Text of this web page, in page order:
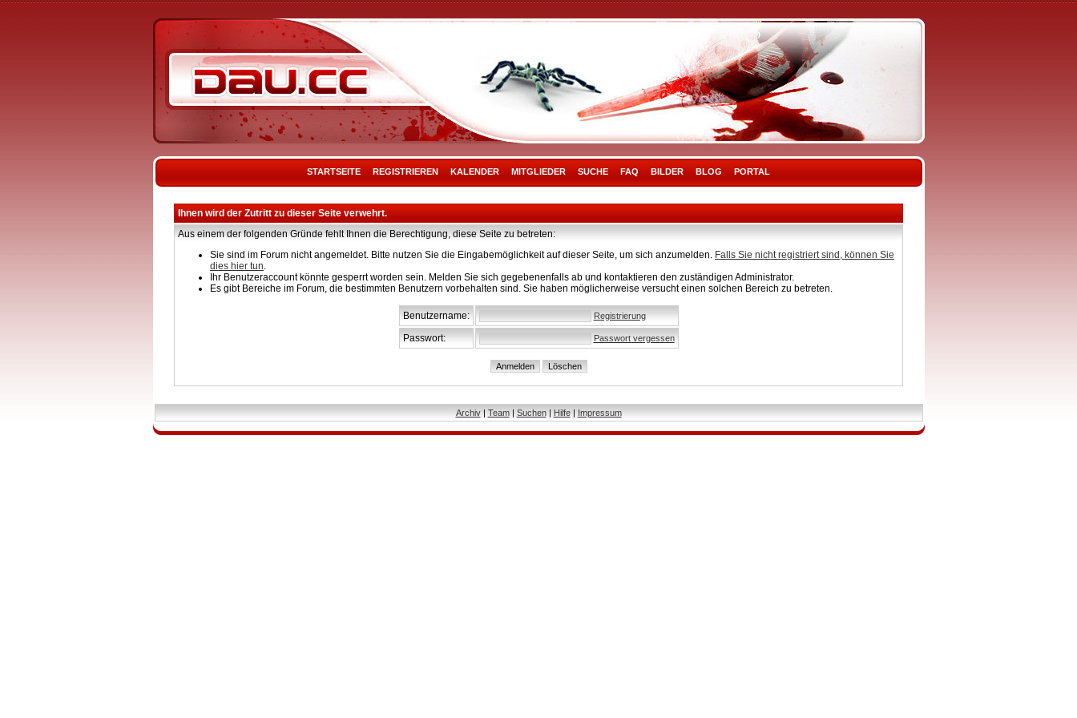
STARTSEITE REGISTRIEREN KALENDER MITGLIEDER SUCHE FAQ BILDER BLOG PORTAL
Ihnen wird der Zutritt zu dieser Seite verwehrt.
Aus einem der folgenden Gründe fehlt Ihnen die Berechtigung, diese Seite zu betreten:
Sie sind im Forum nicht angemeldet. Bitte nutzen Sie die Eingabemöglichkeit auf dieser Seite, um sich anzumelden. Falls Sie nicht registriert sind, können Sie
dies hier tun.
Ihr Benutzeraccount könnte gesperrt worden sein. Melden Sie sich gegebenenfalls ab und kontaktieren den zuständigen Administrator.
Es gibt Bereiche im Forum, die bestimmten Benutzern vorbehalten sind. Sie haben möglicherweise versucht einen solchen Bereich zu betreten.
Benutzername: Registrierung
Passwort: Passwort vergessen
Archiv| Team| Suchen| Hilfe| Impressum